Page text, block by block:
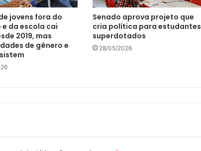
jovens fora do
da escola cai
2019, mas
de gênero e
Senado aprova projeto que
cria política para estudantes
superdotados
28/05/2026